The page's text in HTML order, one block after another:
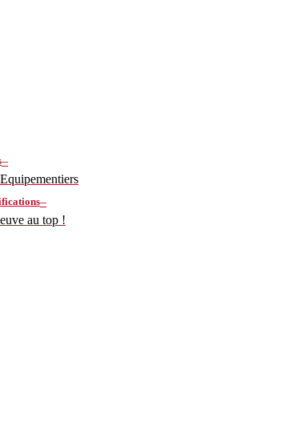
–
–
au top !